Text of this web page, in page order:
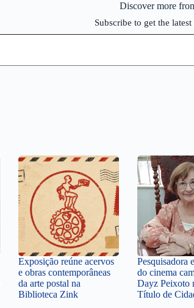
Discover more
Subscribe to get the
Exposição reúne acervos
e obras contemporâneas
da arte postal na
Biblioteca Zink
Pesquisadora
do cinema
Dayz Peixoto
Título de